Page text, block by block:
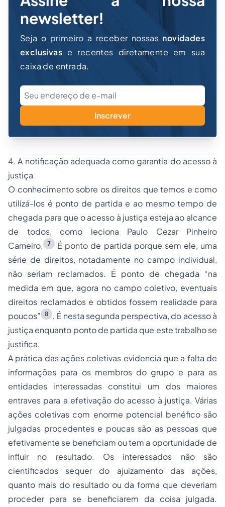
newsletter!
Seja o primeiro a receber nossas novidades
exclusivas e recentes diretamente em sua
caixa de entrada.
Inscrever
4. A notificação adequada como garantia do acesso à
justiça
O conhecimento sobre os direitos que temos e como
utilizá-los é ponto de partida e ao mesmo tempo de
chegada para que o acesso à justiça esteja ao alcance
de todos, como leciona Paulo Cezar Pinheiro
Carneiro.
7
É ponto de partida porque sem ele, uma
série de direitos, notadamente no campo individual,
não seriam reclamados. É ponto de chegada “na
medida em que, agora no campo coletivo, eventuais
direitos reclamados e obtidos fossem realidade para
poucos”
8
. É nesta segunda perspectiva, do acesso à
justiça enquanto ponto de partida que este trabalho se
justifica.
A prática das ações coletivas evidencia que a falta de
informações para os membros do grupo e para as
entidades interessadas constitui um dos maiores
entraves para a efetivação do acesso à justiça. Várias
ações coletivas com enorme potencial benéfico são
julgadas procedentes e poucas são as pessoas que
efetivamente se beneficiam ou tem a oportunidade de
influir no resultado. Os interessados não são
cientificados sequer do ajuizamento das ações,
quanto mais do resultado ou da forma que deveriam
proceder para se beneficiarem da coisa julgada.